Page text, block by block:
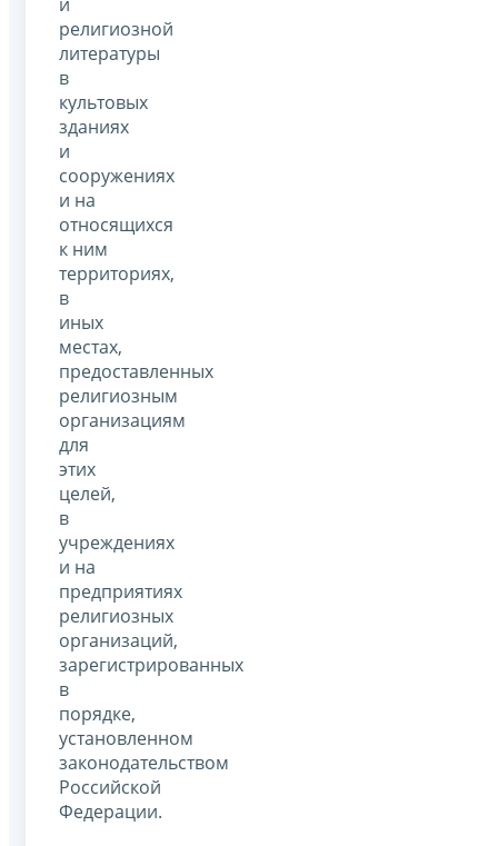
религиозной
литературы
в
культовых
зданиях
и
сооружениях
и на
относящихся
к ним
территориях,
в
иных
местах,
предоставленных
религиозным
организациям
для
этих
целей,
в
учреждениях
и на
предприятиях
религиозных
организаций,
зарегистрированных
в
порядке,
установленном
законодательством
Российской
Федерации.